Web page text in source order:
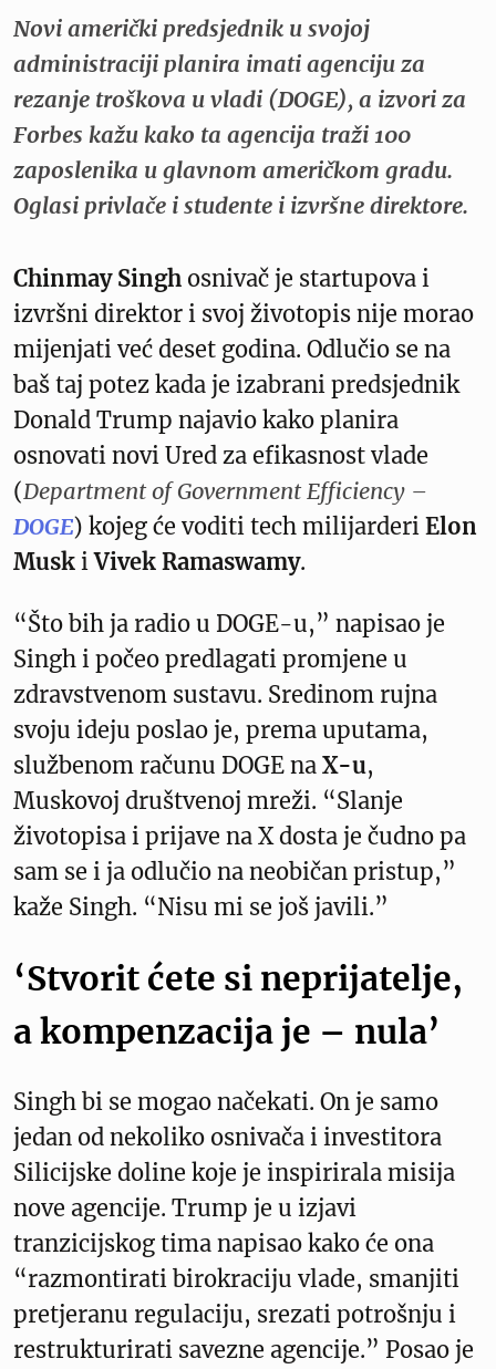
Novi američki predsjednik u svojoj
administraciji planira imati agenciju za
rezanje troškova u vladi (DOGE), a izvori za
Forbes kažu kako ta agencija traži 100
zaposlenika u glavnom američkom gradu.
Oglasi privlače i studente i izvršne direktore.
Chinmay Singh osnivač je startupova i
izvršni direktor i svoj životopis nije morao
mijenjati već deset godina. Odlučio se na
baš taj potez kada je izabrani predsjednik
Donald Trump najavio kako planira
osnovati novi Ured za efikasnost vlade
(Department of Government Efficiency –
DOGE) kojeg će voditi tech milijarderi Elon
Musk iVivek Ramaswamy.
“Što bih ja radio u DOGE-u,” napisao je
Singh i počeo predlagati promjene u
zdravstvenom sustavu. Sredinom rujna
svoju ideju poslao je, prema uputama,
službenom računu DOGE na X-u,
Muskovoj društvenoj mreži. “Slanje
životopisa i prijave na X dosta je čudno pa
sam se i ja odlučio na neobičan pristup,”
kaže Singh. “Nisu mi se još javili.”
‘Stvorit ćete si neprijatelje,
a kompenzacija je – nula’
Singh bi se mogao načekati. On je samo
jedan od nekoliko osnivača i investitora
Silicijske doline koje je inspirirala misija
nove agencije. Trump je u izjavi
tranzicijskog tima napisao kako će ona
“razmontirati birokraciju vlade, smanjiti
pretjeranu regulaciju, srezati potrošnju i
restrukturirati savezne agencije.” Posao je